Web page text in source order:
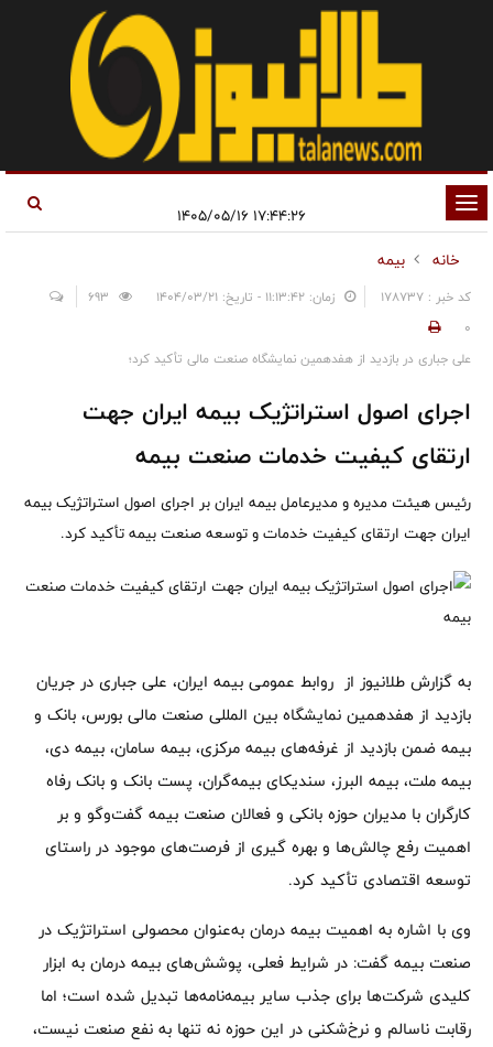
تغییر
وضعیت
ناوبری
خانه
بیمه
کد خبر : 178737 زمان: ۱۱:۱۳:۴۲ - تاریخ: ۱۴۰۴/۰۳/۲۱
0
علی جباری در بازدید از هفدهمین نمایشگاه صنعت مالی تأکید کرد؛
اجرای اصول استراتژیک بیمه ایران جهت
ارتقای کیفیت خدمات صنعت بیمه
رئیس هیئت مدیره و مدیرعامل بیمه ایران بر اجرای اصول استراتژیک بیمه
ایران جهت ارتقای کیفیت خدمات و توسعه صنعت بیمه تأکید کرد.
به گزارش طلانیوز از روابط عمومی بیمه ایران، علی جباری در جریان
بازدید از هفدهمین نمایشگاه بین المللی صنعت مالی بورس، بانک و
بیمه ضمن بازدید از غرفه‌های بیمه مرکزی، بیمه سامان، بیمه دی،
بیمه ملت، بیمه البرز، سندیکای بیمه‌گران، پست بانک و بانک رفاه
کارگران با مدیران حوزه بانکی و فعالان صنعت بیمه گفت‌وگو و بر
اهمیت رفع چالش‌ها و بهره گیری از فرصت‌های موجود در راستای
توسعه اقتصادی تأکید کرد.
وی با اشاره به اهمیت بیمه درمان به‌عنوان محصولی استراتژیک در
صنعت بیمه گفت: در شرایط فعلی، پوشش‌های بیمه درمان به ابزار
کلیدی شرکت‌ها برای جذب سایر بیمه‌نامه‌ها تبدیل شده است؛ اما
رقابت ناسالم و نرخ‌شکنی در این حوزه نه تنها به نفع صنعت نیست،